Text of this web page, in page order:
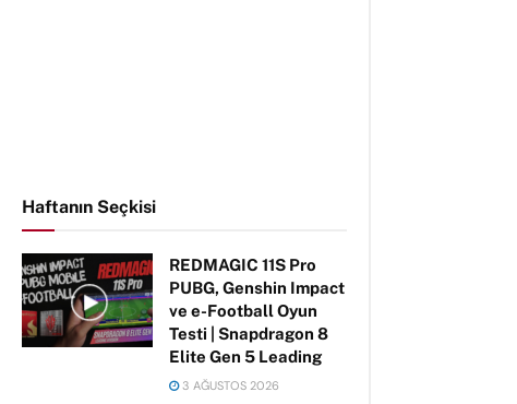
Haftanın Seçkisi
REDMAGIC 11S Pro
PUBG, Genshin Impact
ve e-Football Oyun
Testi | Snapdragon 8
Elite Gen 5 Leading
3 AĞUSTOS 2026